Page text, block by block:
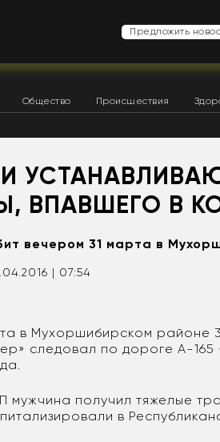
Предложить
Общество Происшествия
ВПАВШЕГО В
вечером 31 марта в
| 07:54
в Мухоршибирском районе
следовал по дороге А-165
мужчина получил тяжелые
в